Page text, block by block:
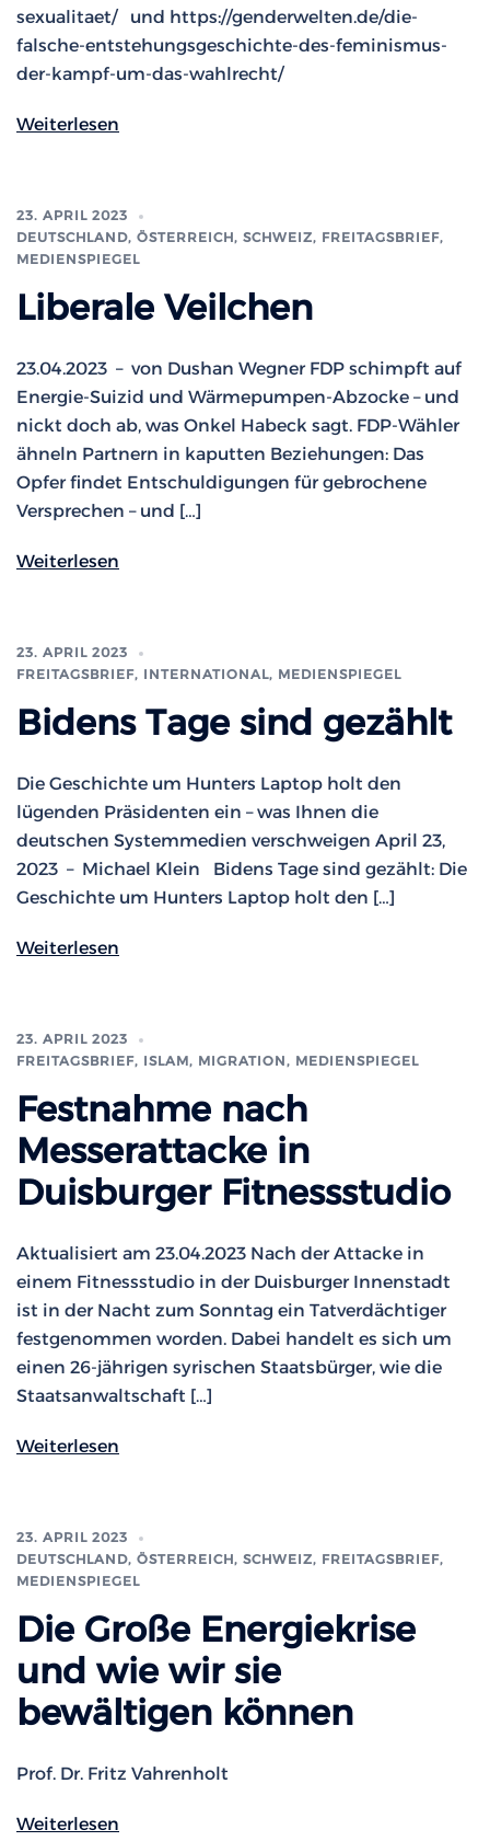
sexualitaet/ und https://genderwelten.de/die-
falsche-entstehungsgeschichte-des-feminismus-
der-kampf-um-das-wahlrecht/
Weiterlesen
23. APRIL 2023
DEUTSCHLAND, ÖSTERREICH, SCHWEIZ, FREITAGSBRIEF,
MEDIENSPIEGEL
Liberale Veilchen
23.04.2023 – von Dushan Wegner FDP schimpft auf
Energie-Suizid und Wärmepumpen-Abzocke – und
nickt doch ab, was Onkel Habeck sagt. FDP-Wähler
ähneln Partnern in kaputten Beziehungen: Das
Opfer findet Entschuldigungen für gebrochene
Versprechen – und […]
Weiterlesen
23. APRIL 2023
FREITAGSBRIEF, INTERNATIONAL, MEDIENSPIEGEL
Bidens Tage sind gezählt
Die Geschichte um Hunters Laptop holt den
lügenden Präsidenten ein – was Ihnen die
deutschen Systemmedien verschweigen April 23,
2023 – Michael Klein Bidens Tage sind gezählt: Die
Geschichte um Hunters Laptop holt den […]
Weiterlesen
23. APRIL 2023
FREITAGSBRIEF, ISLAM, MIGRATION, MEDIENSPIEGEL
Festnahme nach
Messerattacke in
Duisburger Fitnessstudio
Aktualisiert am 23.04.2023 Nach der Attacke in
einem Fitnessstudio in der Duisburger Innenstadt
ist in der Nacht zum Sonntag ein Tatverdächtiger
festgenommen worden. Dabei handelt es sich um
einen 26-jährigen syrischen Staatsbürger, wie die
Staatsanwaltschaft […]
Weiterlesen
23. APRIL 2023
DEUTSCHLAND, ÖSTERREICH, SCHWEIZ, FREITAGSBRIEF,
MEDIENSPIEGEL
Die Große Energiekrise
und wie wir sie
bewältigen können
Prof. Dr. Fritz Vahrenholt
Weiterlesen